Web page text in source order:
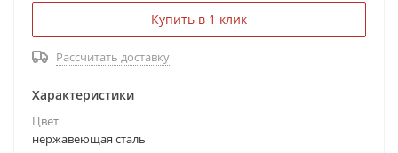
Купить в 1 клик
Рассчитать доставку
Характеристики
Цвет
нержавеющая сталь